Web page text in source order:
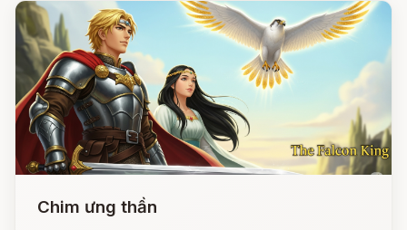
Chim ưng thần